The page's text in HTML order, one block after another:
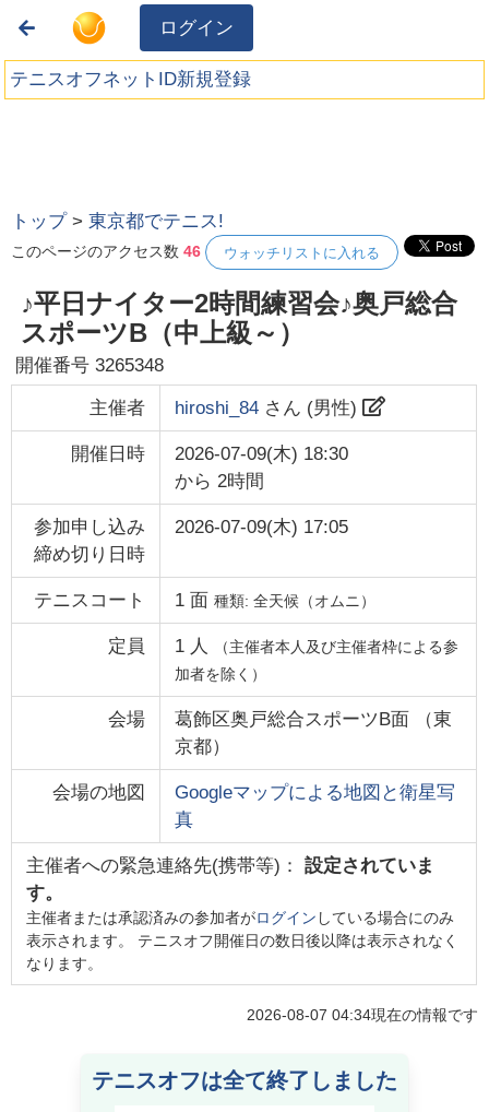
ログイン
テニスオフネットID新規登録
トップ >東京都でテニス!
このページのアクセス数46 ウォッチリストに入れる
♪平日ナイター2時間練習会♪奥戸総合
スポーツB（中上級～）
開催番号3265348
主催者 hiroshi_84さん (男性)
開催日時
2026-07-09(木) 18:30
から 2時間
参加申し込み
締め切り日時
2026-07-09(木) 17:05
テニスコート 1面 種類: 全天候（オムニ）
定員 1 人
（主催者本人及び主催者枠による参
加者を除く）
会場 葛飾区奥戸総合スポーツB面（東
京都）
会場の地図
Googleマップによる地図と衛星写
真
主催者への緊急連絡先(携帯等)： 設定されていま
す。
主催者または承認済みの参加者がログイン している場合にのみ
表示されます。 テニスオフ開催日の数日後以降は表示されなく
なります。
2026-08-07 04:34現在の情報です
テニスオフは全て終了しました